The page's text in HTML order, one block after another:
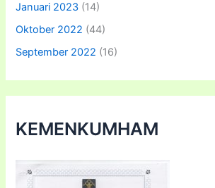
Januari 2023 (14)
Oktober 2022 (44)
September 2022 (16)
KEMENKUMHAM